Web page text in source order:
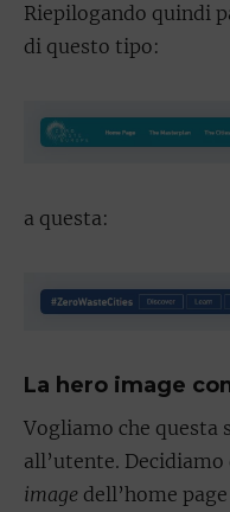
Riepilogando quindi
di questo tipo:
a questa:
La hero image
Vogliamo che questa
all’utente.
image dell’home